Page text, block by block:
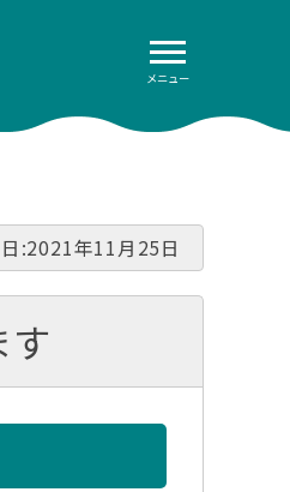
メニュー
:2021年11月25日